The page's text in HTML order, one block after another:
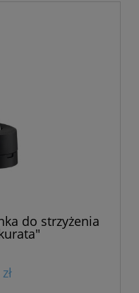
do strzyżenia